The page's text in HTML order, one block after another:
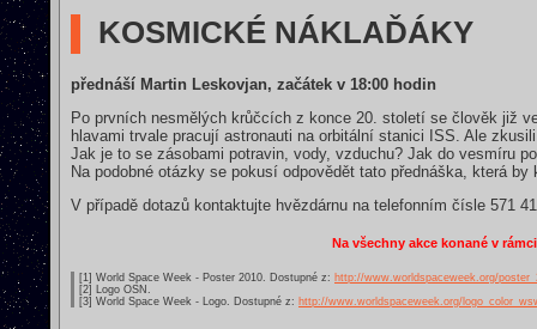
KOSMICKÉ NÁKLAĎÁKY
přednáší Martin Leskovjan, začátek v 18:00 hodin
Po prvních nesmělých krůčcích z konce 20. století se člověk již
hlavami trvale pracují astronauti na orbitální stanici ISS. Ale
Jak je to se zásobami potravin, vody, vzduchu? Jak do vesmíru
Na podobné otázky se pokusí odpovědět tato přednáška, která
V případě dotazů kontaktujte hvězdárnu na telefonním čísle 571
Na všechny akce konané v
[1] World Space Week - Poster 2010. Dostupné z: http://www.worldspaceweek.org/
[2] Logo OSN.
[3] World Space Week - Logo. Dostupné z: http://www.worldspaceweek.org/